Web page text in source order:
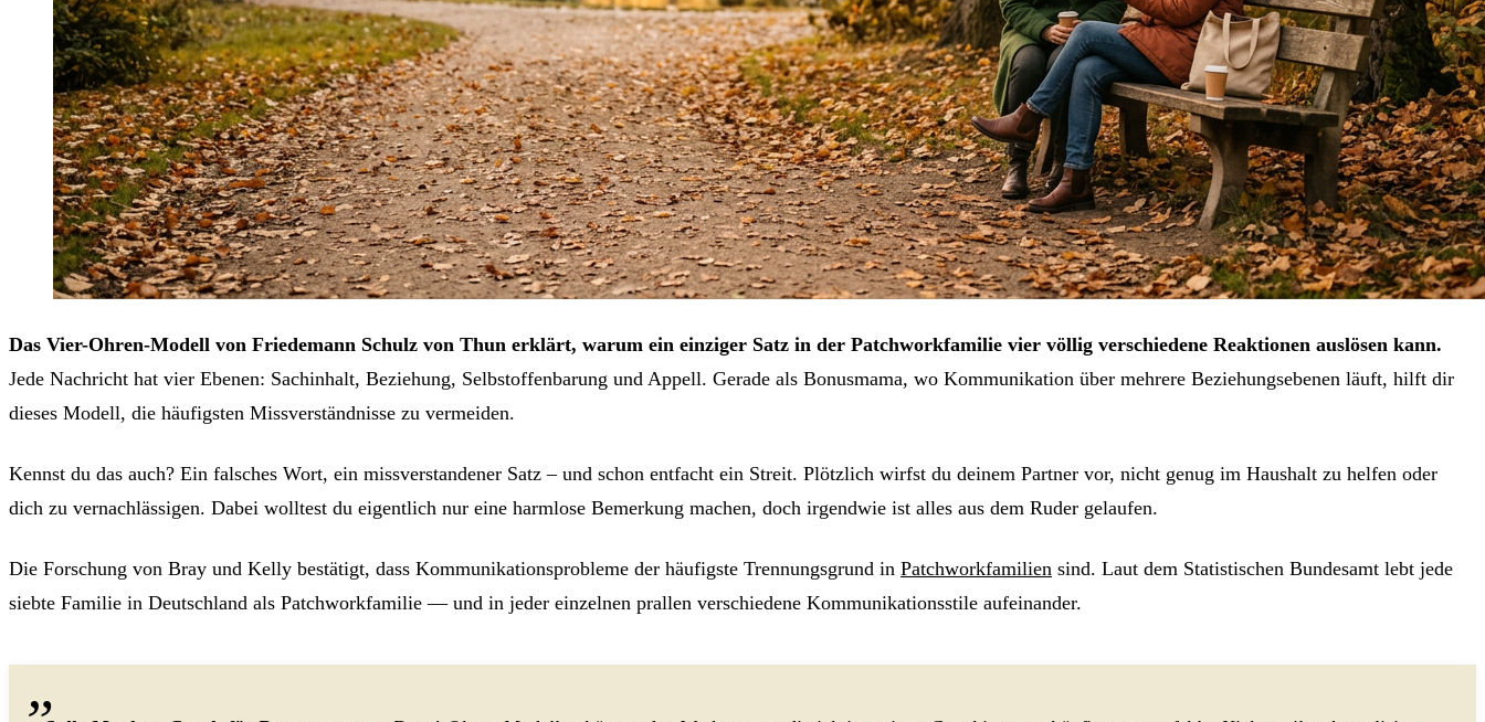
Das Vier-Ohren-Modell von Friedemann Schulz von Thun erklärt, warum ein einziger Satz in der Patchworkfamilie vier völlig verschiedene Reaktionen auslösen kann.
Jede Nachricht hat vier Ebenen: Sachinhalt, Beziehung, Selbstoffenbarung und Appell. Gerade als Bonusmama, wo Kommunikation über mehrere Beziehungsebenen läuft, hilft dir
dieses Modell, die häufigsten Missverständnisse zu vermeiden.
Kennst du das auch? Ein falsches Wort, ein missverstandener Satz – und schon entfacht ein Streit. Plötzlich wirfst du deinem Partner vor, nicht genug im Haushalt zu helfen oder
dich zu vernachlässigen. Dabei wolltest du eigentlich nur eine harmlose Bemerkung machen, doch irgendwie ist alles aus dem Ruder gelaufen.
Die Forschung von Bray und Kelly bestätigt, dass Kommunikationsprobleme der häufigste Trennungsgrund in Patchworkfamilien sind. Laut dem Statistischen Bundesamt lebt jede
siebte Familie in Deutschland als Patchworkfamilie — und in jeder einzelnen prallen verschiedene Kommunikationsstile aufeinander.